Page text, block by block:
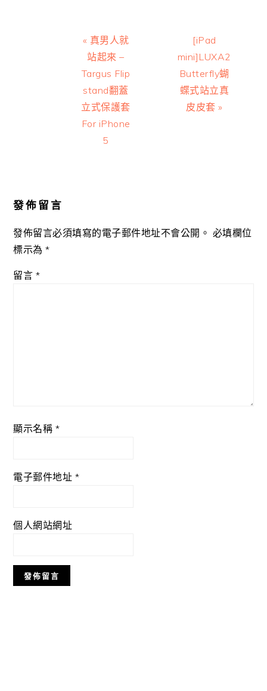
Previous
Post:
« 真男人就
站起來 –
Targus Flip
stand翻蓋
立式保護套
For iPhone
5
Next
Post:
[iPad
mini]LUXA2
Butterfly蝴
蝶式站立真
皮皮套 »
發佈留言
發佈留言必須填寫的電子郵件地址不會公開。 必填欄位
標示為*
留言 *
顯示名稱 *
電子郵件地址 *
個人網站網址